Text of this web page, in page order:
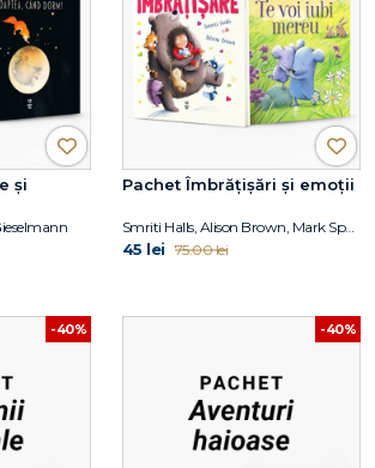
și
Pachet Îmbrățișări și emoții
Smriti Halls, Alison Brown, Mark Sperring
45 lei 75.00 lei
-40% -40%